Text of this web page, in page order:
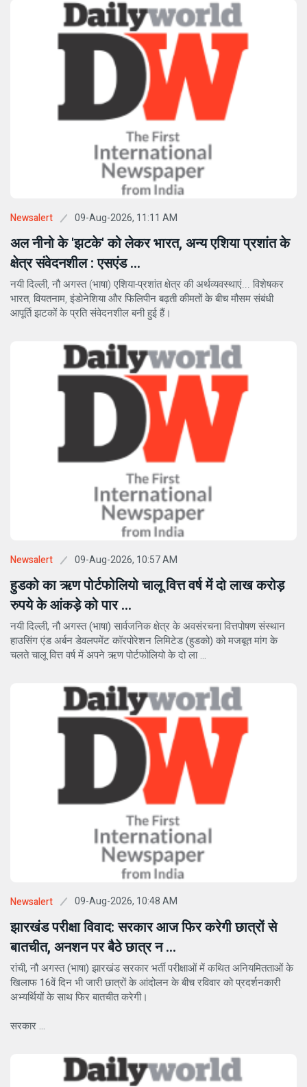
Newsalert 09-Aug-2026, 11:11 AM
अल नीनो के 'झटके' को लेकर भारत, अन्य एशिया प्रशांत के
क्षेत्र संवेदनशील : एसएंड ...
नयी दिल्ली, नौ अगस्त (भाषा) एशिया-प्रशांत क्षेत्र की अर्थव्यवस्थाएं... विशेषकर
भारत, वियतनाम, इंडोनेशिया और फिलिपीन बढ़ती कीमतों के बीच मौसम संबंधी
आपूर्ति झटकों के प्रति संवेदनशील बनी हुई हैं।
Newsalert 09-Aug-2026, 10:57 AM
हुडको का ऋण पोर्टफोलियो चालू वित्त वर्ष में दो लाख करोड़
रुपये के आंकड़े को पार ...
नयी दिल्ली, नौ अगस्त (भाषा) सार्वजनिक क्षेत्र के अवसंरचना वित्तपोषण संस्थान
हाउसिंग एंड अर्बन डेवलपमेंट कॉरपोरेशन लिमिटेड (हुडको) को मजबूत मांग के
चलते चालू वित्त वर्ष में अपने ऋण पोर्टफोलियो के दो ला ...
Newsalert 09-Aug-2026, 10:48 AM
झारखंड परीक्षा विवाद: सरकार आज फिर करेगी छात्रों से
बातचीत, अनशन पर बैठे छात्र न ...
रांची, नौ अगस्त (भाषा) झारखंड सरकार भर्ती परीक्षाओं में कथित अनियमितताओं के
खिलाफ 16वें दिन भी जारी छात्रों के आंदोलन के बीच रविवार को प्रदर्शनकारी
अभ्यर्थियों के साथ फिर बातचीत करेगी।
सरकार ...